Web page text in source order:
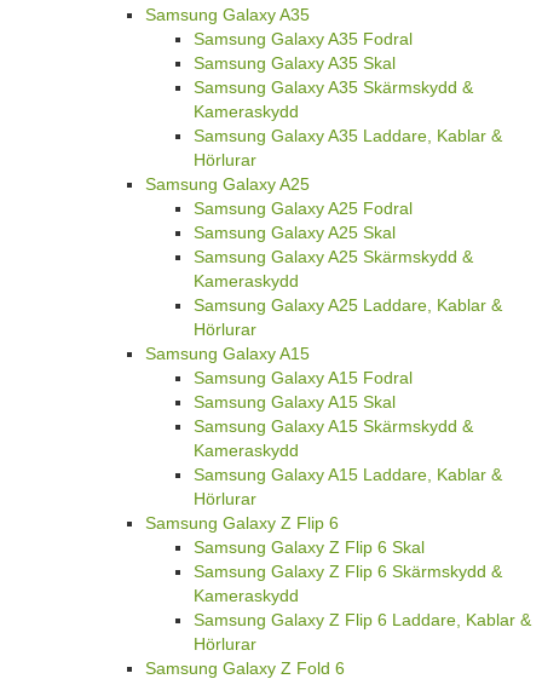
Samsung Galaxy A35
Samsung Galaxy A35 Fodral
Samsung Galaxy A35 Skal
Samsung Galaxy A35 Skärmskydd &
Kameraskydd
Samsung Galaxy A35 Laddare, Kablar &
Hörlurar
Samsung Galaxy A25
Samsung Galaxy A25 Fodral
Samsung Galaxy A25 Skal
Samsung Galaxy A25 Skärmskydd &
Kameraskydd
Samsung Galaxy A25 Laddare, Kablar &
Hörlurar
Samsung Galaxy A15
Samsung Galaxy A15 Fodral
Samsung Galaxy A15 Skal
Samsung Galaxy A15 Skärmskydd &
Kameraskydd
Samsung Galaxy A15 Laddare, Kablar &
Hörlurar
Samsung Galaxy Z Flip 6
Samsung Galaxy Z Flip 6 Skal
Samsung Galaxy Z Flip 6 Skärmskydd &
Kameraskydd
Samsung Galaxy Z Flip 6 Laddare, Kablar &
Hörlurar
Samsung Galaxy Z Fold 6